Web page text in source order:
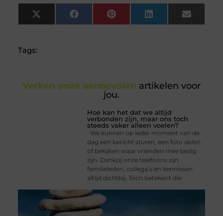
X
(Twitter)
FacebookPinterest LinkedIn Email
Tags:
Verken onze aanbevolen artikelen voor
jou.
Hoe kan het dat we altijd
verbonden zijn, maar ons toch
steeds vaker alleen voelen?
We kunnen op ieder moment van de
dag een bericht sturen, een foto delen
of bekijken waar vrienden mee bezig
zijn. Dankzij onze telefoons zijn
familieleden, collega’s en kennissen
altijd dichtbij. Toch betekent die